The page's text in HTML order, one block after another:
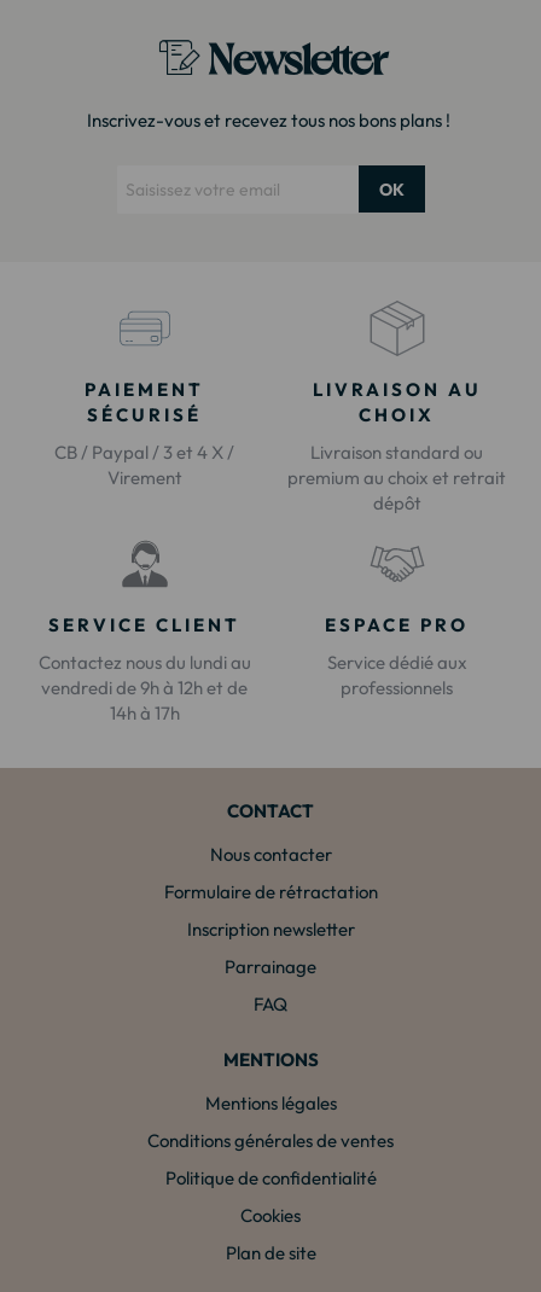
Newsletter
Inscrivez-vous et recevez tous nos bons plans !
OK
PAIEMENT
SÉCURISÉ
CB / Paypal / 3 et 4 X /
Virement
LIVRAISON AU
CHOIX
Livraison standard ou
premium au choix et retrait
dépôt
SERVICE CLIENT
Contactez nous du lundi au
vendredi de 9h à 12h et de
14h à 17h
ESPACE PRO
Service dédié aux
professionnels
CONTACT
Nous contacter
Formulaire de rétractation
Inscription newsletter
Parrainage
FAQ
MENTIONS
Mentions légales
Conditions générales de ventes
Politique de confidentialité
Cookies
Plan de site